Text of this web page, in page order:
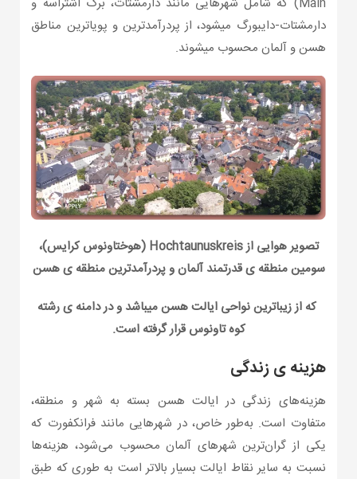
دارمشتات-دایبورگ میشود، از پردرآمدترین و پویاترین مناطق
هسن و آلمان محسوب میشوند.
تصویر هوایی ازHochtaunuskreis (هوختاونوس کرایس)،
سومین منطقه ی قدرتمند آلمان و پردرآمدترین منطقه ی هسن
که از زیباترین نواحی ایالت هسن میباشد و در دامنه ی رشته
کوهتاونوس قرار گرفته است.
هزینه ی زندگی
هزینه‌های زندگی در ایالت هسن بسته به شهر و منطقه،
متفاوت است. به‌طور خاص، در شهرهایی مانند فرانکفورت که
یکی از گران‌ترین شهرهای آلمان محسوب می‌شود، هزینه‌ها
نسبت به سایر نقاط ایالت بسیار بالاتر است به طوری که طبق